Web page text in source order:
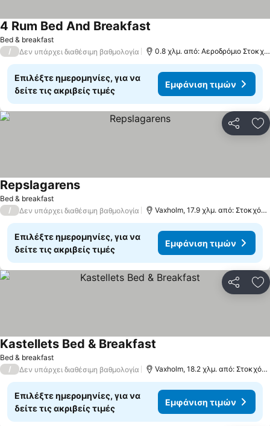
Bed & breakfast
4 Rum Bed And Breakfast
/ Δεν υπάρχει διαθέσιμη βαθμολογία 0.8 χλμ. από: Αεροδρόμιο Στοκχόλμη - Μπρόμνα
Επιλέξτε ημερομηνίες, για να
δείτε τις ακριβείς τιμές
Εμφάνιση τιμών
Bed & breakfast
Repslagarens
/ Δεν υπάρχει διαθέσιμη βαθμολογία Vaxholm, 17.9 χλμ. από: Στοκχόλμη
Επιλέξτε ημερομηνίες, για να
δείτε τις ακριβείς τιμές
Εμφάνιση τιμών
Bed & breakfast
Kastellets Bed & Breakfast
/ Δεν υπάρχει διαθέσιμη βαθμολογία Vaxholm, 18.2 χλμ. από: Στοκχόλμη
Επιλέξτε ημερομηνίες, για να
δείτε τις ακριβείς τιμές
Εμφάνιση τιμών